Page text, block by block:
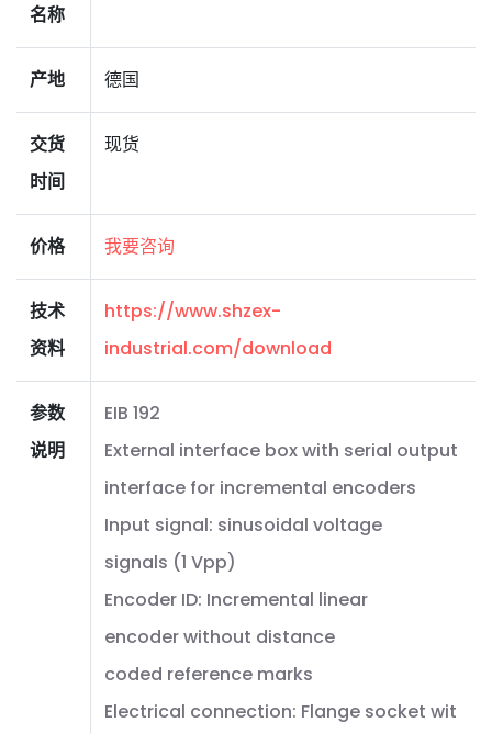
名称
产地 德国
交货
时间
现货
价格 我要咨询
技术
资料
https://www.shzex-
industrial.com/download
参数
说明
EIB 192
External interface box with serial output
interface for incremental encoders
Input signal: sinusoidal voltage
signals (1 Vpp)
Encoder ID: Incremental linear
encoder without distance
coded reference marks
Electrical connection: Flange socket wit